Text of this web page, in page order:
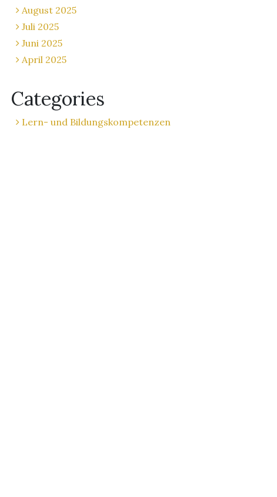
August 2025
Juli 2025
Juni 2025
April 2025
Categories
Lern- und Bildungskompetenzen